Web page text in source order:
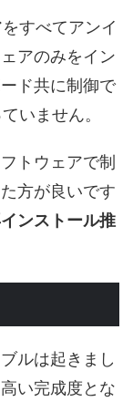
すべてアンイ
アのみをイン
ド共に制御で
いません。
トウェアで制
方が良いです
ンストール推
ルは起きまし
い完成度とな